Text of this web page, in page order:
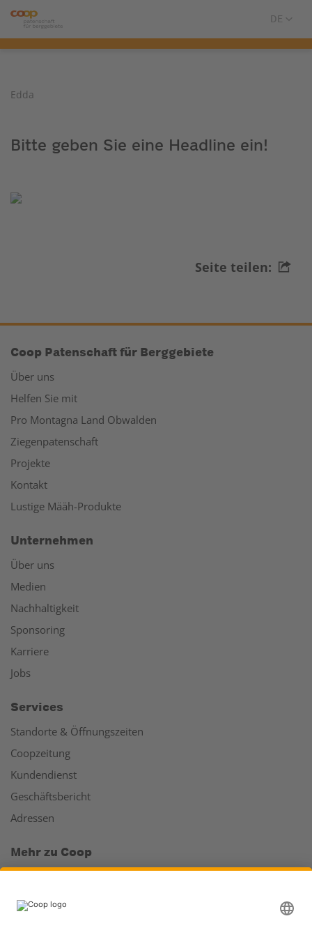
Edda
Bitte geben Sie eine Headline ein!
Seite teilen:
Coop Patenschaft für Berggebiete
Über uns
Helfen Sie mit
Pro Montagna Land Obwalden
Ziegenpatenschaft
Projekte
Kontakt
Lustige Määh-Produkte
Unternehmen
Über uns
Medien
Nachhaltigkeit
Sponsoring
Karriere
Jobs
Services
Standorte & Öffnungszeiten
Coopzeitung
Kundendienst
Geschäftsbericht
Adressen
Mehr zu Coop
Läden & Services